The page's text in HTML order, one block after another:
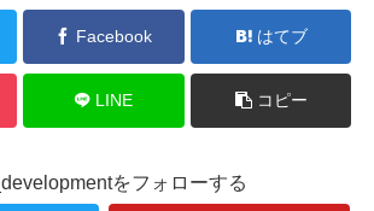
Facebook はてブ
LINE コピー
をフォローする